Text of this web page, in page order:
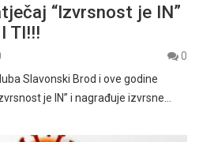
“Izvrsnost je IN”
TI!!!
0
Slavonski Brod i ove godine
je IN” i nagrađuje izvrsne…